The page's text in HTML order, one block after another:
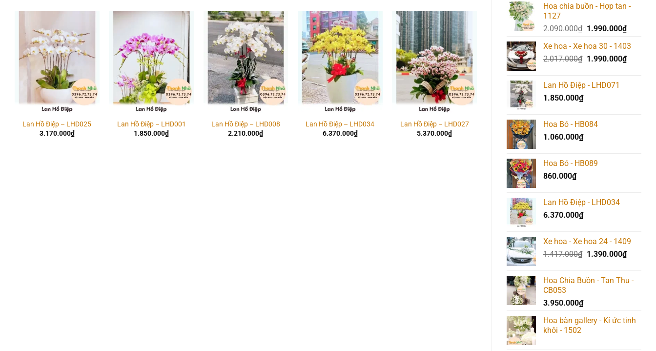
là:
tại
490.000₫.
Hoa chia buồn - Hợp tan -
1127
2.090.000₫ Giá
là:
2.090.000₫.
1.990.000₫Giá
tại
là:
Xe hoa - Xe hoa 30 - 1403
2.017.000₫ Giá
2.017.000₫.
1.990.000₫Giá
Lan Hồ Điệp - LHD071
1.850.000₫
Hoa Bó - HB084
1.060.000₫
Hoa Bó - HB089
860.000₫
Lan Hồ Điệp - LHD034
6.370.000₫
Xe hoa - Xe hoa 24 - 1409
1.417.000₫ Giá
1.417.000₫.
1.390.000₫Giá
là:
Hoa Chia Buồn - Tan Thu -
CB053
3.950.000₫
Hoa bàn gallery - Kí ức tinh
khôi - 1502
Add to
wishlist
Lan Hồ Điệp – LHD025
3.170.000₫
Add to
wishlist
Lan Hồ Điệp – LHD001
1.850.000₫
Add to
wishlist
Lan Hồ Điệp – LHD008
2.210.000₫
Add to
wishlist
Lan Hồ Điệp – LHD034
6.370.000₫
Add to
wishlist
Lan Hồ Điệp – LHD027
5.370.000₫
wishlist
Lan Hồ Điệp – LHD036
1.570.000
₫
Lan Hồ Điệp –